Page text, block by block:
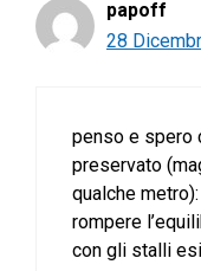
papoff
28
penso e spero
preservato
qualche
rompere
con gli stalli